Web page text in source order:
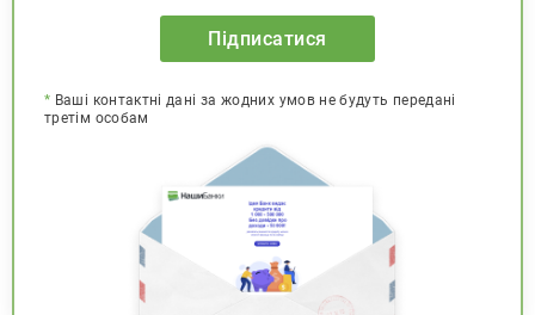
Підписатися
* Ваші контактні дані за жодних умов не будуть передані
третім особам